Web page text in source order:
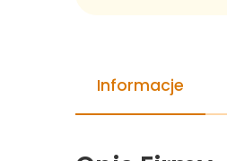
Informacje